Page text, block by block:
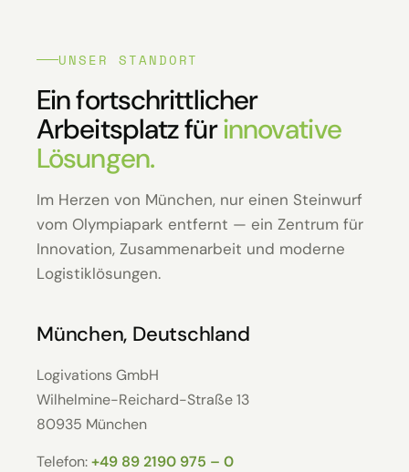
UNSER STANDORT
Ein fortschrittlicher
Arbeitsplatz fürinnovative
Lösungen.
Im Herzen von München, nur einen Steinwurf
vom Olympiapark entfernt — ein Zentrum für
Innovation, Zusammenarbeit und moderne
Logistiklösungen.
München, Deutschland
Logivations GmbH
Wilhelmine-Reichard-Straße 13
80935 München
Telefon:+49 89 2190 975 – 0